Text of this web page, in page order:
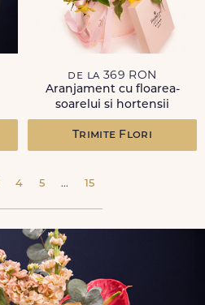
de la 369 RON
Aranjament cu floarea-
soarelui si hortensii
Trimite Flori
4 5 ... 15